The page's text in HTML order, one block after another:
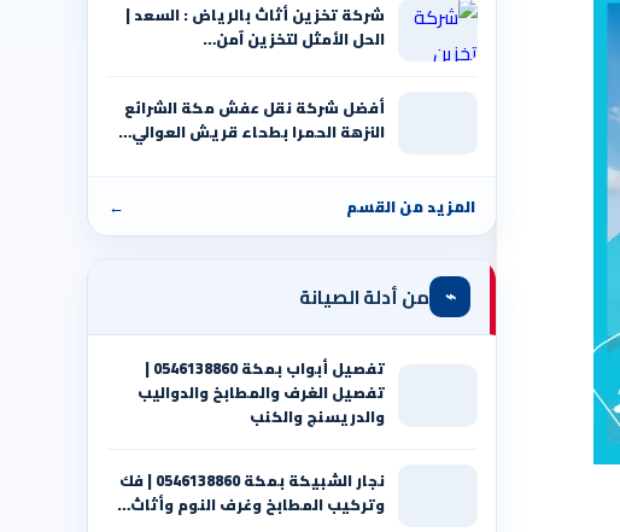
شركة تخزين أثاث بالرياض : السعد |
الحل الأمثل لتخزين آمن…
أفضل شركة نقل عفش مكة الشرائع
النزهة الحمرا بطحاء قريش العوالي…
المزيد من القسم ←
⌁ من أدلة الصيانة
تفصيل أبواب بمكة 0546138860 |
تفصيل الغرف والمطابخ والدواليب
والدريسنج والكنب
نجار الشبيكة بمكة 0546138860⁩ | فك
وتركيب المطابخ وغرف النوم وأثاث…